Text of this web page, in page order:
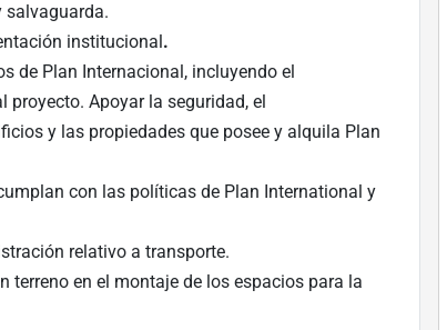
salvaguarda.
institucional.
de Plan Internacional, incluyendo el
Apoyar la seguridad, el
y las propiedades que posee y alquila Plan
con las políticas de Plan International y
relativo a transporte.
terreno en el montaje de los espacios para la